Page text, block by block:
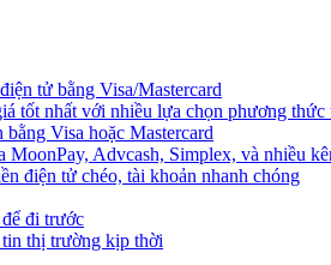
tử bằng Visa/Mastercard
tốt nhất với nhiều lựa chọn phương thức
bằng Visa hoặc Mastercard
MoonPay, Advcash, Simplex, và nhiều
điện tử chéo, tài khoản nhanh chóng
đi trước
thị trường kịp thời